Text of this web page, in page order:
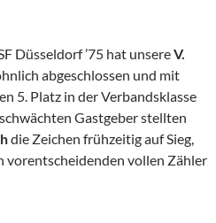
Düsseldorf ’75 hat unsereV.
abgeschlossen und mit
5. Platz in der Verbandsklasse
Gastgeber stellten
die Zeichen frühzeitig auf Sieg,
vorentscheidenden vollen Zähler